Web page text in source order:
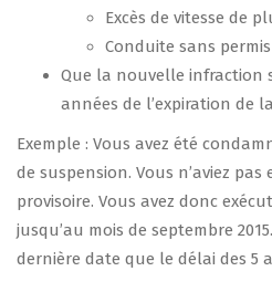
Excès de vitesse de
Conduite sans permis
Que la nouvelle infraction
années de l’expiration de
Exemple : Vous avez été
de suspension. Vous n’aviez pas
provisoire. Vous avez donc
jusqu’au mois de septembre
dernière date que le délai des 5